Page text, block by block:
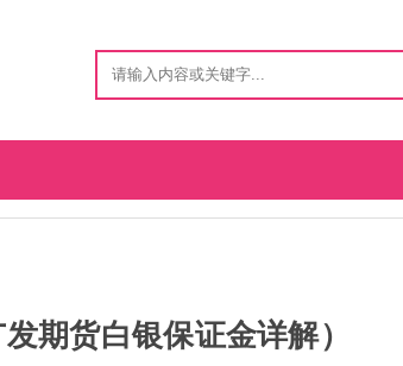
期货白银保证金详解）